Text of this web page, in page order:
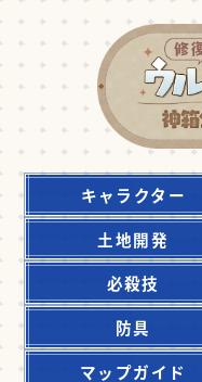
キャラクター
土地開発
必殺技
防具
マップガイド